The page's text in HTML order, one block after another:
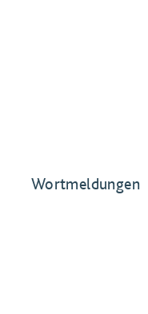
Wortmeldungen